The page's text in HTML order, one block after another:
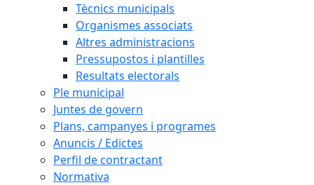
Tècnics municipals
Organismes associats
Altres administracions
Pressupostos i plantilles
Resultats electorals
Ple municipal
Juntes de govern
Plans, campanyes i programes
Anuncis / Edictes
Perfil de contractant
Normativa